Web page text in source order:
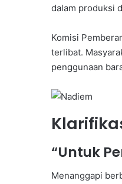
dalam produksi
Komisi
terlibat.
penggunaan
“Untuk
Menanggapi